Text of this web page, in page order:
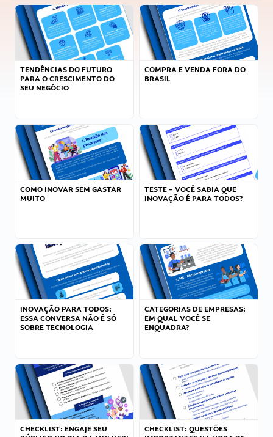
TENDÊNCIAS DO FUTURO
PARA O CRESCIMENTO DO
SEU NEGÓCIO
COMPRA E VENDA FORA DO
BRASIL
COMO INOVAR SEM GASTAR
MUITO
TESTE – VOCÊ SABIA QUE
INOVAÇÃO É PARA TODOS?
INOVAÇÃO PARA TODOS:
ESSA CONVERSA NÃO É SÓ
SOBRE TECNOLOGIA
CATEGORIAS DE EMPRESAS:
EM QUAL VOCÊ SE
ENQUADRA?
CHECKLIST: ENGAJE SEU
CHECKLIST: QUESTÕES